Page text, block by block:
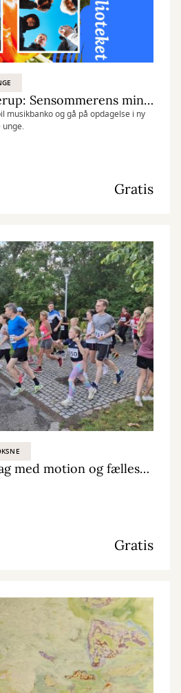
UPCOMING Ballerup: Sensommerens minifestival
musikbanko og gå på opdagelse i ny
unge.
Gratis
Måløvløbet: En dag med motion og fællesskab
Gratis